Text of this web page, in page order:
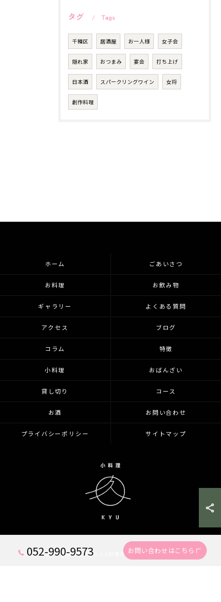
タグ Tags
千種区 居酒屋 お一人様 女子会
隠れ家 おつまみ 宴会 打ち上げ
日本酒 スパークリングワイン 女将
創作料理
052-990-9573 お問い合わせはこちら
ホーム ごあいさつ
お料理 お飲み物
ギャラリー よくある質問
アクセス ブログ
コラム 特徴
小料理 おばんざい
貸し切り コース
お酒 お問い合わせ
プライバシーポリシー サイトマップ
© 2026 愛知県千種区の居酒屋なら小料理久 KYU ALL RIGHTS RESERVED.